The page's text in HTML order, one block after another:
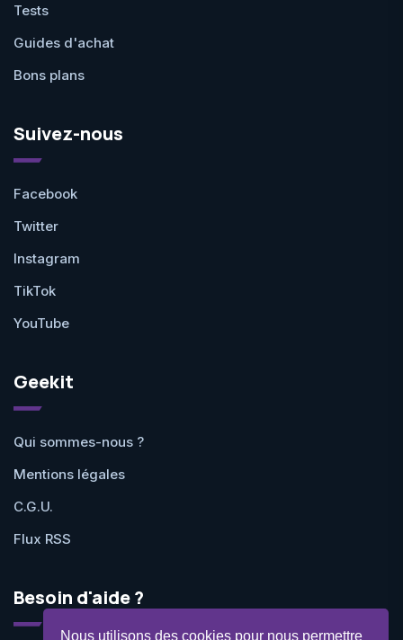
Nous utilisons des cookies pour nous permettre
Tests
Guides d'achat
Bons plans
Suivez-nous
Facebook
Twitter
Instagram
TikTok
YouTube
Geekit
Qui sommes-nous ?
Mentions légales
C.G.U.
Flux RSS
Besoin d'aide ?